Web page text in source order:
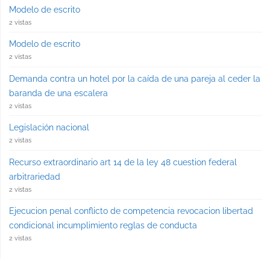
Modelo de escrito
2 vistas
Modelo de escrito
2 vistas
Demanda contra un hotel por la caída de una pareja al ceder la
baranda de una escalera
2 vistas
Legislación nacional
2 vistas
Recurso extraordinario art 14 de la ley 48 cuestion federal
arbitrariedad
2 vistas
Ejecucion penal conflicto de competencia revocacion libertad
condicional incumplimiento reglas de conducta
2 vistas